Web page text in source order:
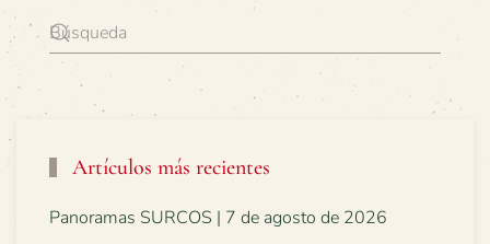
Artículos más recientes
Panoramas SURCOS | 7 de agosto de 2026